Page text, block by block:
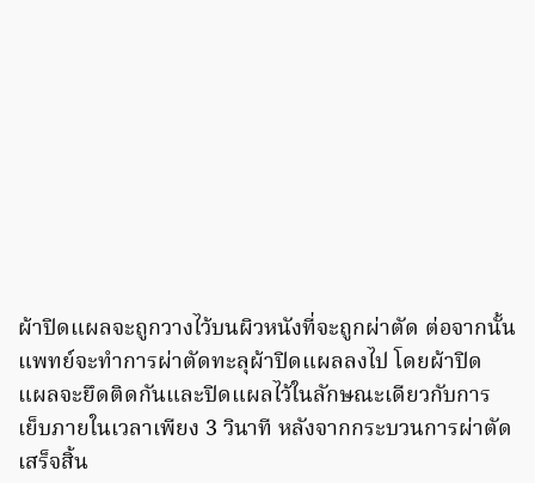
ผ้าปิดแผลจะถูกวางไว้บนผิวหนังที่จะถูกผ่าตัด ต่อจากนั้น
แพทย์จะทำการผ่าตัดทะลุผ้าปิดแผลลงไป โดยผ้าปิด
แผลจะยึดติดกันและปิดแผลไว้ในลักษณะเดียวกับการ
เย็บภายในเวลาเพียง 3 วินาที หลังจากกระบวนการผ่าตัด
เสร็จสิ้น